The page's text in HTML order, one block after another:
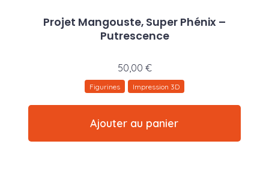
Projet Mangouste, Super Phénix –
Putrescence
50,00 €
Figurines Impression 3D
Ajouter au panier